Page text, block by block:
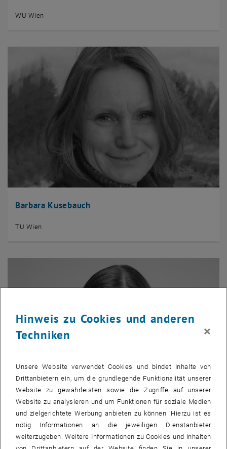
WU Wien
Barbara Kusebauch
TU Wien
Valentina Fünder
TU Wien
Hinweis zu Cookies und anderen
Techniken
×
Unsere Website verwendet Cookies und bindet Inhalte von
Drittanbietern ein, um die grundlegende Funktionalität unserer
Website zu gewährleisten sowie die Zugriffe auf unserer
Website zu analysieren und um Funktionen für soziale Medien
und zielgerichtete Werbung anbieten zu können. Hierzu ist es
nötig Informationen an die jeweiligen Dienstanbieter
weiterzugeben. Weitere Informationen zu Cookies und Inhalten